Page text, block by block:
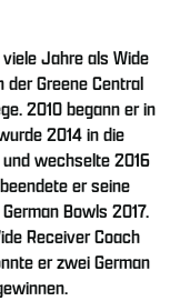
Jahre als Wide
der Greene Central
2010 begann er in
2014 in die
wechselte 2016
er seine
Bowls 2017.
Receiver Coach
er zwei German